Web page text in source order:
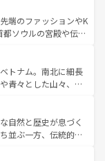
、サーフィンやダイ
好きにはたまらな
分に味わいつくそ
部など、都市の喧騒
る人に新しい発見と
い台湾の食文化も魅
ラエティ豊かな料理
は コンテンツ一覧を参
端のファッションやK
ソウルの宮殿や伝統
然美を楽しむことが
のストリートフード
る。夜には、韓国な
魅力を心ゆくまで味
着の韓国情報はコンテンツ一
トナム。南北に細長
青々とした山々、世
イの古い町並みやホ
も、独特の雰囲気を
豊かさとおいしさで
コーヒーなどは、ぜ
自然と歴史が息づく
並ぶ一方、伝統的な